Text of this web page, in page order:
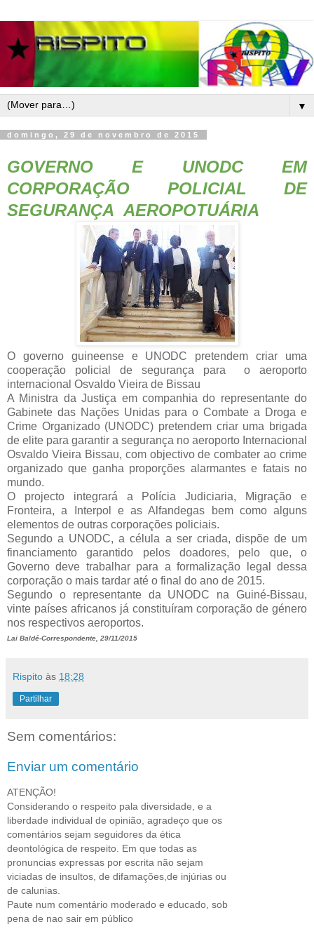
▼
domingo, 29 de novembro de 2015
GOVERNO E UNODC EM
CORPORAÇÃO POLICIAL DE
SEGURANÇA AEROPOTUÁRIA
O governo guineense e UNODC pretendem criar uma
cooperação policial de segurança para o aeroporto
internacional Osvaldo Vieira de Bissau
A Ministra da Justiça em companhia do representante do
Gabinete das Nações Unidas para o Combate a Droga e
Crime Organizado (UNODC) pretendem criar uma brigada
de elite para garantir a segurança no aeroporto Internacional
Osvaldo Vieira Bissau, com objectivo de combater ao crime
organizado que ganha proporções alarmantes e fatais no
mundo.
O projecto integrará a Polícia Judiciaria, Migração e
Fronteira, a Interpol e as Alfandegas bem como alguns
elementos de outras corporações policiais.
Segundo a UNODC, a célula a ser criada, dispõe de um
financiamento garantido pelos doadores, pelo que, o
Governo deve trabalhar para a formalização legal dessa
corporação o mais tardar até o final do ano de 2015.
Segundo o representante da UNODC na Guiné-Bissau,
vinte países africanos já constituíram corporação de género
nos respectivos aeroportos.
Lai Baldé-Correspondente, 29/11/2015
Rispito às 18:28
Partilhar
Sem comentários:
Enviar um comentário
ATENÇÃO!
Considerando o respeito pala diversidade, e a
liberdade individual de opinião, agradeço que os
comentários sejam seguidores da ética
deontológica de respeito. Em que todas as
pronuncias expressas por escrita não sejam
viciadas de insultos, de difamações,de injúrias ou
de calunias.
Paute num comentário moderado e educado, sob
pena de nao sair em público